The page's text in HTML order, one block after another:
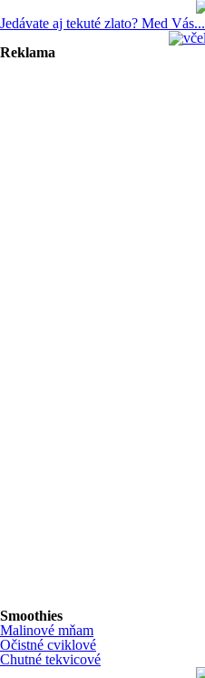
Jedávate aj tekuté zlato? Med Vás...
Reklama
Smoothies
Malinové mňam
Očistné cviklové
Chutné tekvicové